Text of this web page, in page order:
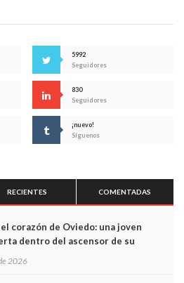
5992
Seguidores
830
Seguidores
¡nuevo!
Síguenos
RECIENTES COMENTADAS
corazón de Oviedo: una joven
dentro del ascensor de su
cámaras captan sus últimos minutos
2026